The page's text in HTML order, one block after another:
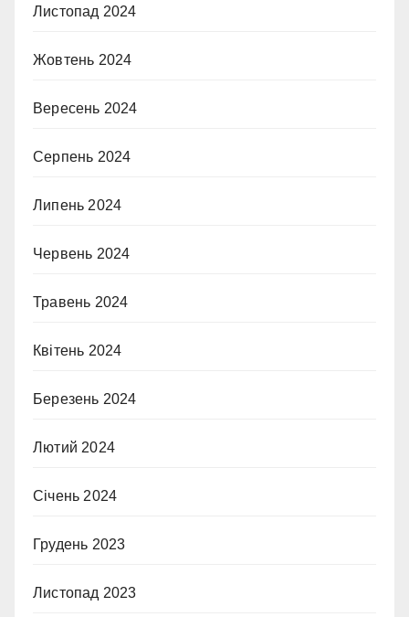
Листопад 2024
Жовтень 2024
Вересень 2024
Серпень 2024
Липень 2024
Червень 2024
Травень 2024
Квітень 2024
Березень 2024
Лютий 2024
Січень 2024
Грудень 2023
Листопад 2023